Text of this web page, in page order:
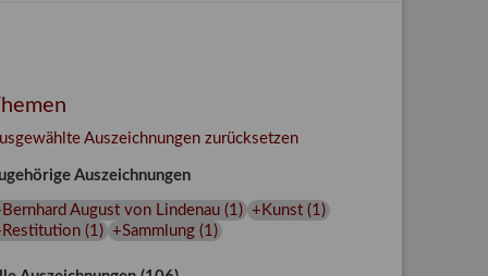
Auszeichnungen zurücksetzen
Auszeichnungen
August von Lindenau(1 ) +Kunst(1 )
(1 ) +Sammlung(1 )